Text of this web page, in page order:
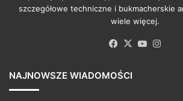
szczegółowe techniczne i bukmacherskie
wiele więcej.
Facebook
X YouTube
NAJNOWSZE WIADOMOŚCI